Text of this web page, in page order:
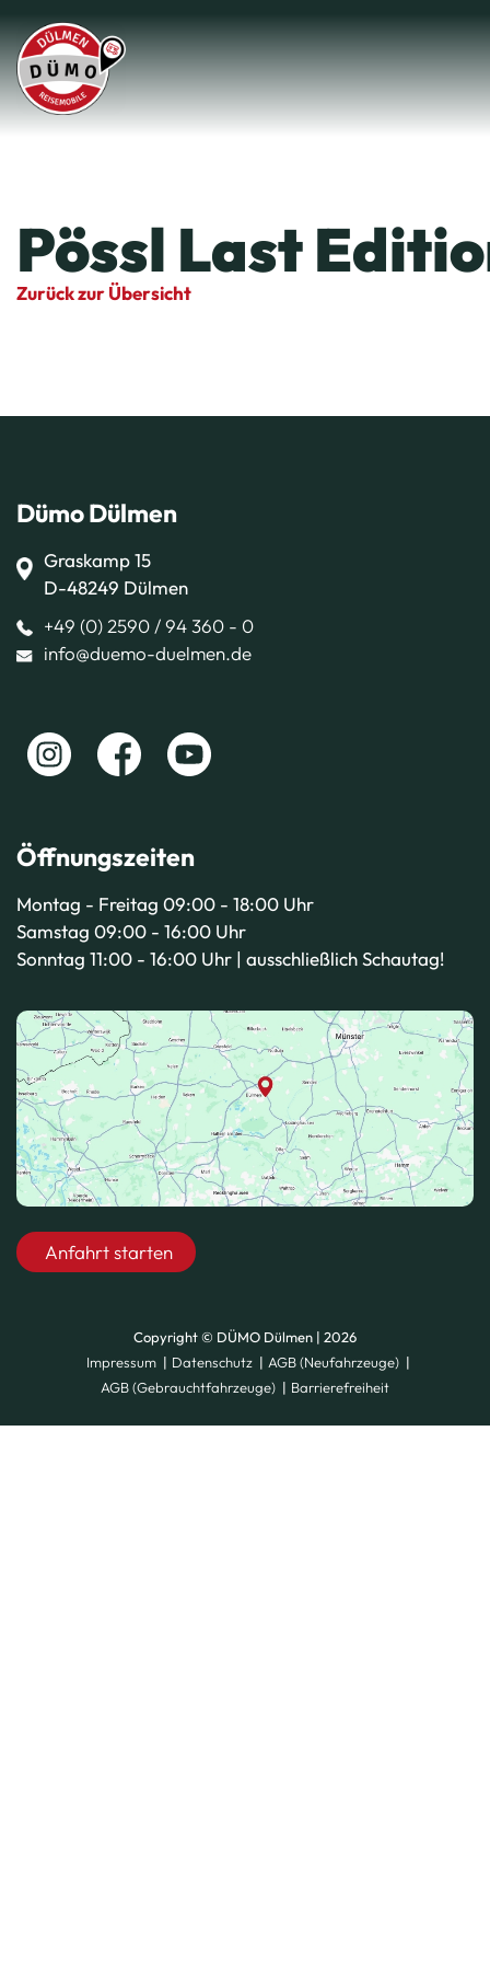
Pössl Last
Zurück zur Übersicht
Dümo Dülmen
Graskamp 15
D-48249 Dülmen
+49 (0) 2590 / 94 360 - 0
info@duemo-duelmen.de
Öffnungszeiten
Montag - Freitag 09:00 - 18:00 Uhr
Samstag 09:00 - 16:00 Uhr
Sonntag 11:00 - 16:00 Uhr | ausschließlich Schautag!
Anfahrt starten
Copyright © DÜMO Dülmen | 2026
Impressum
Datenschutz
AGB (Neufahrzeuge)
AGB (Gebrauchtfahrzeuge)
Barrierefreiheit